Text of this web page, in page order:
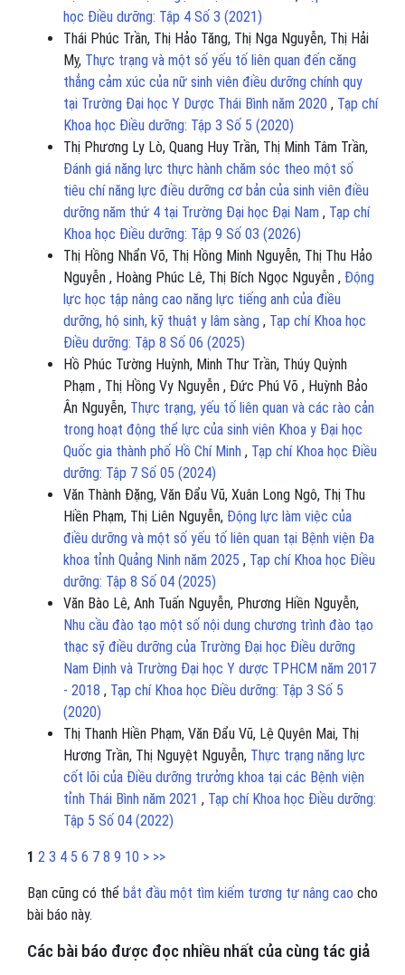
học Điều dưỡng: Tập 4 Số 3 (2021)
Thái Phúc Trần, Thị Hảo Tăng, Thị Nga Nguyễn, Thị Hải
Mỵ, Thực trạng và một số yếu tố liên quan đến căng
thẳng cảm xúc của nữ sinh viên điều dưỡng chính quy
tại Trường Đại học Y Dược Thái Bình năm 2020 , Tạp chí
Khoa học Điều dưỡng: Tập 3 Số 5 (2020)
Thị Phương Ly Lò, Quang Huy Trần, Thị Minh Tâm Trần,
Đánh giá năng lực thực hành chăm sóc theo một số
tiêu chí năng lực điều dưỡng cơ bản của sinh viên điều
dưỡng năm thứ 4 tại Trường Đại học Đại Nam , Tạp chí
Khoa học Điều dưỡng: Tập 9 Số 03 (2026)
Thị Hồng Nhẩn Võ, Thị Hồng Minh Nguyễn, Thị Thu Hảo
Nguyễn , Hoàng Phúc Lê, Thị Bích Ngọc Nguyễn , Động
lực học tập nâng cao năng lực tiếng anh của điều
dưỡng, hộ sinh, kỹ thuật y lâm sàng , Tạp chí Khoa học
Điều dưỡng: Tập 8 Số 06 (2025)
Hồ Phúc Tường Huỳnh, Minh Thư Trần, Thúy Quỳnh
Phạm , Thị Hồng Vy Nguyễn , Đức Phú Võ , Huỳnh Bảo
Ân Nguyễn, Thực trạng, yếu tố liên quan và các rào cản
trong hoạt động thể lực của sinh viên Khoa y Đại học
Quốc gia thành phố Hồ Chí Minh , Tạp chí Khoa học Điều
dưỡng: Tập 7 Số 05 (2024)
Văn Thành Đặng, Văn Đẩu Vũ, Xuân Long Ngô, Thị Thu
Hiền Phạm, Thị Liên Nguyễn, Động lực làm việc của
điều dưỡng và một số yếu tố liên quan tại Bệnh viện Đa
khoa tỉnh Quảng Ninh năm 2025 , Tạp chí Khoa học Điều
dưỡng: Tập 8 Số 04 (2025)
Văn Bào Lê, Anh Tuấn Nguyễn, Phương Hiền Nguyễn,
Nhu cầu đào tạo một số nội dung chương trình đào tạo
thạc sỹ điều dưỡng của Trường Đại học Điều dưỡng
Nam Định và Trường Đại học Y dược TPHCM năm 2017
- 2018 , Tạp chí Khoa học Điều dưỡng: Tập 3 Số 5
(2020)
Thị Thanh Hiền Phạm, Văn Đẩu Vũ, Lệ Quyên Mai, Thị
Hương Trần, Thị Nguyệt Nguyễn, Thực trạng năng lực
cốt lõi của Điều dưỡng trưởng khoa tại các Bệnh viện
tỉnh Thái Bình năm 2021 , Tạp chí Khoa học Điều dưỡng:
Tập 5 Số 04 (2022)
1 2 3 4 5 6 7 8 9 10 > >>
Bạn cũng có thể bắt đầu một tìm kiếm tương tự nâng cao cho
bài báo này.
Các bài báo được đọc nhiều nhất của cùng tác giả